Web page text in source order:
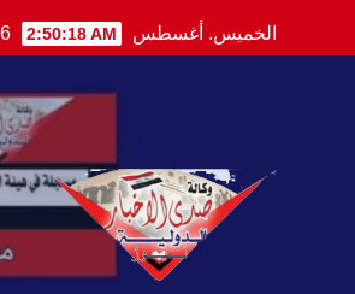
to
الخميس. أغسطس 6th, 2026 2:50:20 AM